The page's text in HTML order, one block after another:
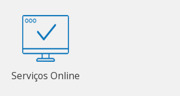
Serviços Online